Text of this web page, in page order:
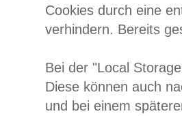
Cookies durch eine
verhindern. Bereits
Bei der "Local
Diese können auch
und bei einem